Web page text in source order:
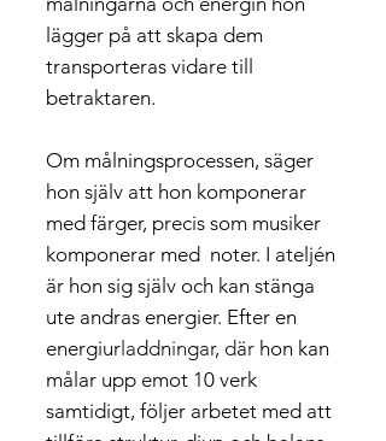
lägger på att skapa dem
transporteras vidare till
betraktaren.
Om målningsprocessen, säger
hon själv att hon komponerar
med färger, precis som musiker
komponerar med noter. I ateljén
är hon sig själv och kan stänga
ute andras energier. Efter en
energiurladdningar, där hon kan
målar upp emot 10 verk
samtidigt, följer arbetet med att